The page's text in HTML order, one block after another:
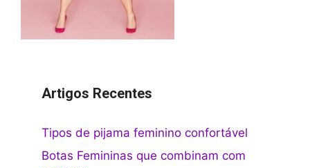
Artigos Recentes
Tipos de pijama feminino confortável
Botas Femininas que combinam com